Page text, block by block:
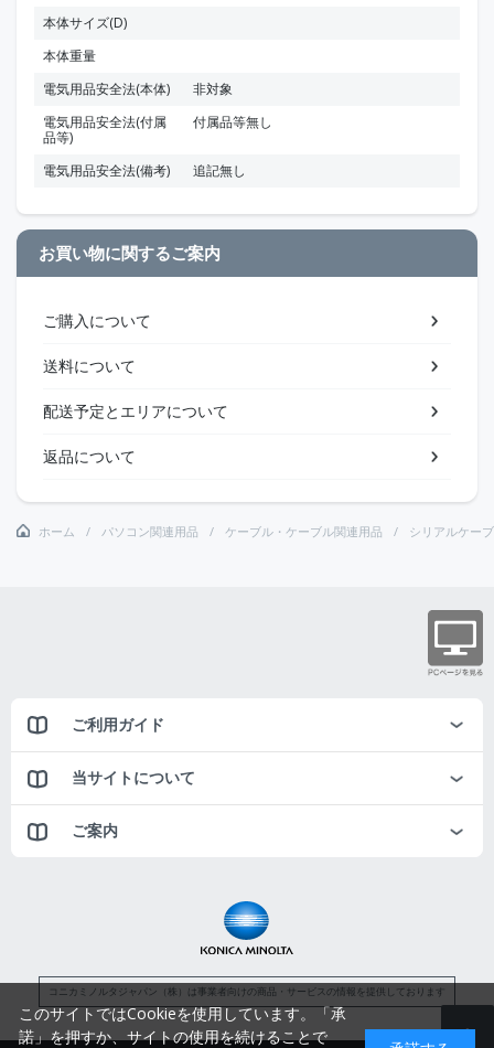
本体サイズ(D)
本体重量
電気用品安全法(本体)
非対象
電気用品安全法(付属
品等)
付属品等無し
電気用品安全法(備考) 追記無し
お買い物に関するご案内
ご購入について
送料について
配送予定とエリアについて
返品について
ホーム パソコン関連用品 ケーブル・ケーブル関連用品 シリアルケー
ご利用ガイド
当サイトについて
ご案内
コニカミノルタジャパン（株）は事業者向けの商品・サービスの情報を提供しております
このサイトではCookieを使用しています。「承
諾」を押すか、サイトの使用を続けることで